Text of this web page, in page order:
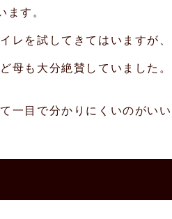
す。
レを試してきてはいますが
母も大分絶賛していました。
一目で分かりにくいのがいい